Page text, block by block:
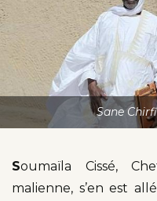
Sane
Soumaïla Cissé,
malienne, s’en est